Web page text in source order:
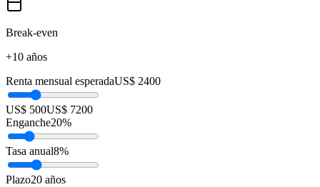
Break-even
+10 años
Renta mensual esperadaUS$ 2400
US$ 500US$ 7200
Enganche20%
Tasa anual8%
Plazo20 años